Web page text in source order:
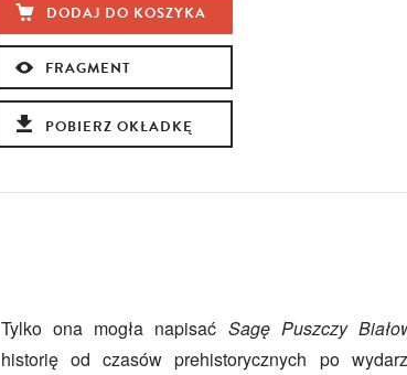
DODAJ DO KOSZYKA
FRAGMENT
POBIERZ OKŁADKĘ
Tylko ona mogła napisać Sagę Puszczy
historię od czasów prehistorycznych po